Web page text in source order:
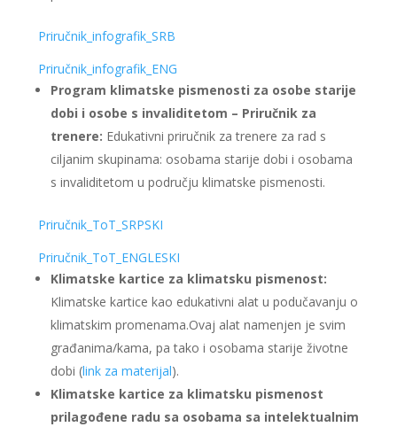
Priručnik_infografik_SRB
Priručnik_infografik_ENG
Program klimatske pismenosti za osobe starije
dobi i osobe s invaliditetom – Priručnik za
trenere: Edukativni priručnik za trenere za rad s
ciljanim skupinama: osobama starije dobi i osobama
s invaliditetom u području klimatske pismenosti.
Priručnik_ToT_SRPSKI
Priručnik_ToT_ENGLESKI
Klimatske kartice za klimatsku pismenost:
Klimatske kartice kao edukativni alat u podučavanju o
klimatskim promenama.Ovaj alat namenjen je svim
građanima/kama, pa tako i osobama starije životne
dobi (link za materijal).
Klimatske kartice za klimatsku pismenost
prilagođene radu sa osobama sa intelektualnim